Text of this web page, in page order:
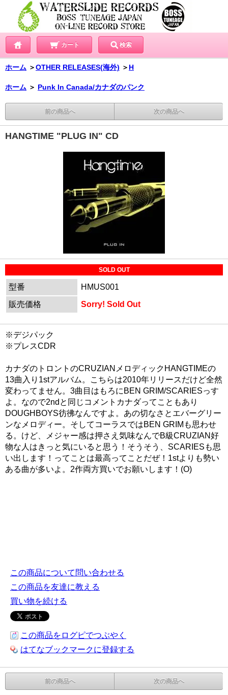
カート 検索
ホーム ＞OTHER RELEASES(海外) ＞ H
ホーム ＞ Punk In Canada/カナダのパンク
前の商品へ 次の商品へ
HANGTIME "PLUG IN" CD
SOLD OUT
型番
HMUS001
販売価格
Sorry! Sold Out
※デジパック
※プレスCDR
カナダのトロントのCRUZIANメロディックHANGTIMEの
13曲入り1stアルバム。こちらは2010年リリースだけど全然
変わってません。3曲目はもろにBEN GRIM/SCARIESっす
よ。なので2ndと同じコメントカナダってこともあり
DOUGHBOYS彷彿なんですよ。あの切なさとエバーグリー
ンなメロディー。そしてコーラスではBEN GRIMも思わせ
る。けど、メジャー感は押さえ気味なんでB級CRUZIAN好
物な人はきっと気にいると思う！そうそう、SCARIESも思
い出します！ってことは最高ってことだぜ！1stよりも勢い
ある曲が多いよ。2作両方買いでお願いします！(O)
この商品について問い合わせる
この商品を友達に教える
買い物を続ける
この商品をログピでつぶやく
はてなブックマークに登録する
前の商品へ 次の商品へ